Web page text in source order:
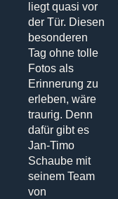
liegt quasi vor
der Tür. Diesen
besonderen
Tag ohne tolle
Fotos als
Erinnerung zu
erleben, wäre
traurig. Denn
dafür gibt es
Jan-Timo
Schaube mit
seinem Team
von